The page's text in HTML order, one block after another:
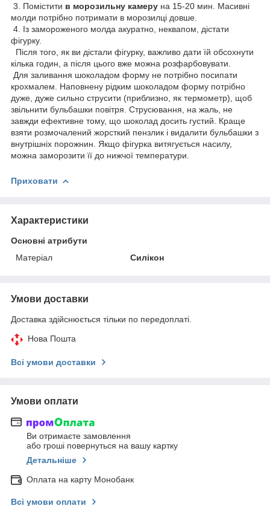
3. Помістити в морозильну камеру на 15-20 мин. Масивні
молди потрібно потримати в морозилці довше.
4. Із замороженого молда акуратно, неквапом, дістати
фігурку.
Після того, як ви дістали фігурку, важливо дати їй обсохнути
кілька годин, а після цього вже можна розфарбовувати.
Для заливання шоколадом форму не потрібно посипати
крохмалем. Наповнену рідким шоколадом форму потрібно
дуже, дуже сильно струсити (приблизно, як термометр), щоб
звільнити бульбашки повітря. Струсювання, на жаль, не
завжди ефективне тому, що шоколад досить густий. Краще
взяти розмочалений жорсткий пензлик і видалити бульбашки з
внутрішніх порожнин. Якщо фігурка витягується насилу,
можна заморозити її до нижчої температури.
Приховати
Характеристики
Основні атрибути
Матеріал
Силікон
Умови доставки
Доставка здійснюється тільки по передоплаті.
Нова Пошта
Всі умови доставки
Умови оплати
Ви отримаєте замовлення
або гроші повернуться на вашу картку
Детальніше
Оплата на карту Монобанк
Всі умови оплати